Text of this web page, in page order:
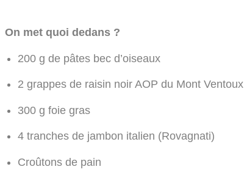
On met quoi dedans ?
200 g de pâtes bec d’oiseaux
2 grappes de raisin noir AOP du Mont Ventoux
300 g foie gras
4 tranches de jambon italien (Rovagnati)
Croûtons de pain